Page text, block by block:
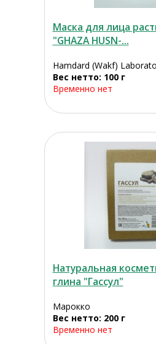
Маска для лица
"GHAZA HUSN-...
Hamdard (Wakf)
Вес нетто: 100 г
Временно нет
Натуральная
глина "Гассул"
Марокко
Вес нетто: 200 г
Временно нет